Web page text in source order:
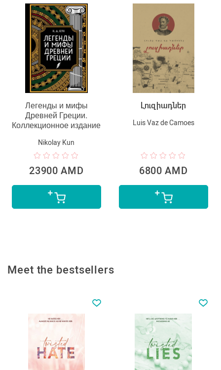
Легенды и мифы
Древней Греции.
Коллекционное издание
Nikolay Kun
23900 AMD
Լուզիադներ
Luis Vaz de Camoes
6800 AMD
Meet the bestsellers